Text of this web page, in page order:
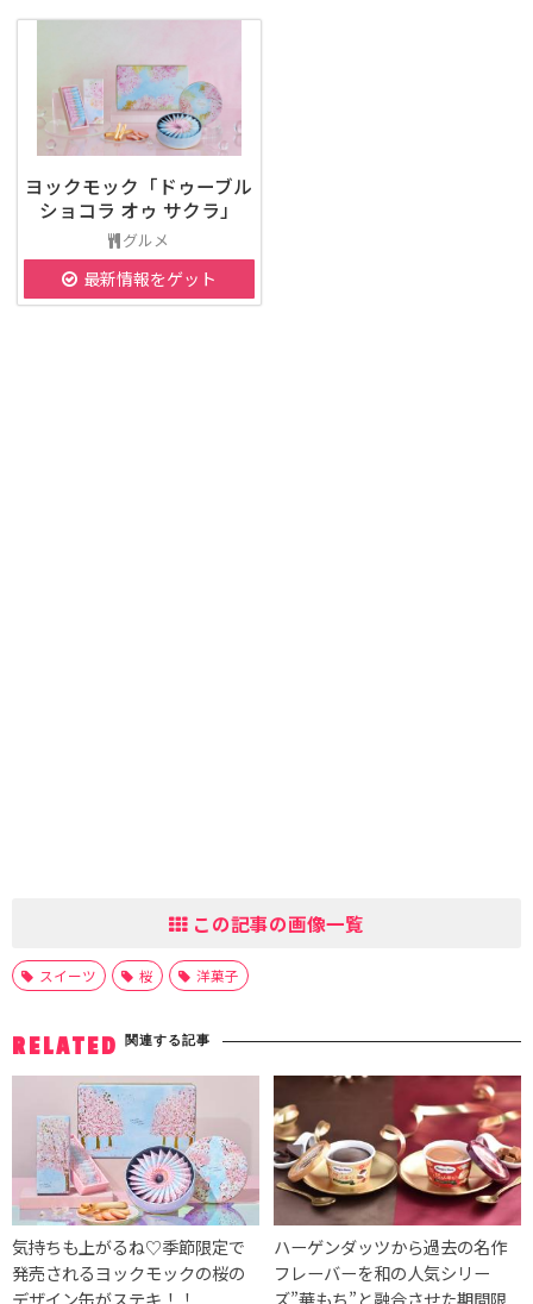
ヨックモック「ドゥーブル
ショコラ オゥ サクラ」
グルメ
最新情報をゲット
この記事の画像一覧
スイーツ 桜 洋菓子
RELATED 関連する記事
気持ちも上がるね♡季節限定で
発売されるヨックモックの桜の
デザイン缶がステキ！！
ハーゲンダッツから過去の名作
フレーバーを和の人気シリー
ズ”華もち”と融合させた期間限